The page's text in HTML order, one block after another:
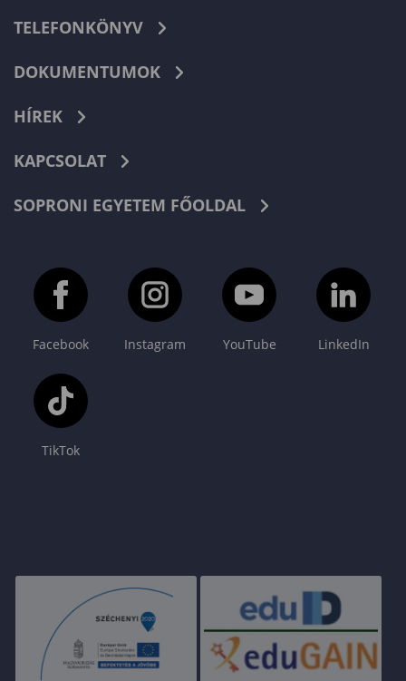
TELEFONKÖNYV
DOKUMENTUMOK
HÍREK
KAPCSOLAT
SOPRONI EGYETEM FŐOLDAL
Facebook Instagram YouTube LinkedIn
TikTok